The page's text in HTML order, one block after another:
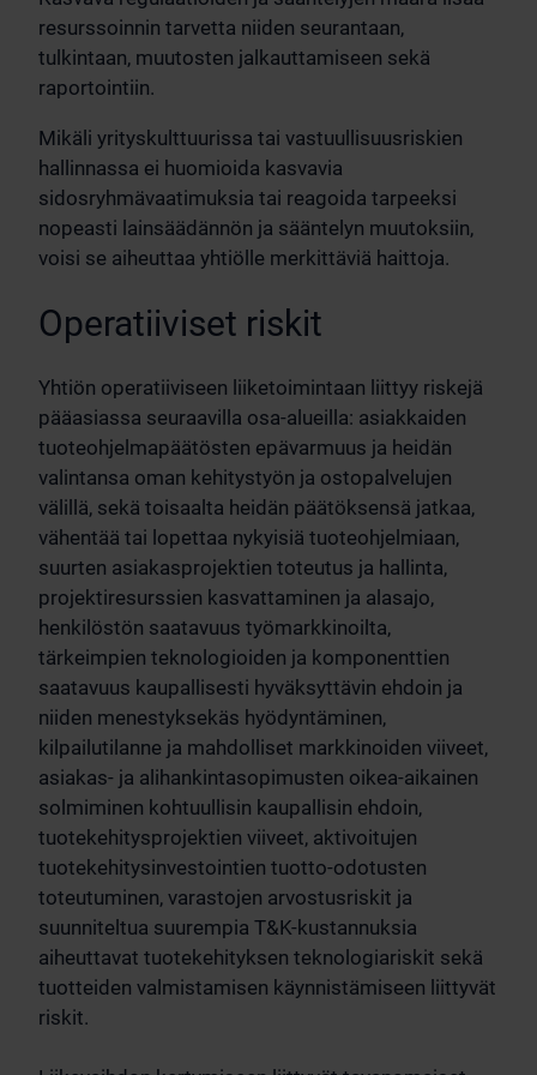
resurssoinnin tarvetta niiden seurantaan,
tulkintaan, muutosten jalkauttamiseen sekä
raportointiin.
Mikäli yrityskulttuurissa tai vastuullisuusriskien
hallinnassa ei huomioida kasvavia
sidosryhmävaatimuksia tai reagoida tarpeeksi
nopeasti lainsäädännön ja sääntelyn muutoksiin,
voisi se aiheuttaa yhtiölle merkittäviä haittoja.
Operatiiviset riskit
Yhtiön operatiiviseen liiketoimintaan liittyy riskejä
pääasiassa seuraavilla osa-alueilla: asiakkaiden
tuoteohjelmapäätösten epävarmuus ja heidän
valintansa oman kehitystyön ja ostopalvelujen
välillä, sekä toisaalta heidän päätöksensä jatkaa,
vähentää tai lopettaa nykyisiä tuoteohjelmiaan,
suurten asiakasprojektien toteutus ja hallinta,
projektiresurssien kasvattaminen ja alasajo,
henkilöstön saatavuus työmarkkinoilta,
tärkeimpien teknologioiden ja komponenttien
saatavuus kaupallisesti hyväksyttävin ehdoin ja
niiden menestyksekäs hyödyntäminen,
kilpailutilanne ja mahdolliset markkinoiden viiveet,
asiakas- ja alihankintasopimusten oikea-aikainen
solmiminen kohtuullisin kaupallisin ehdoin,
tuotekehitysprojektien viiveet, aktivoitujen
tuotekehitysinvestointien tuotto-odotusten
toteutuminen, varastojen arvostusriskit ja
suunniteltua suurempia T&K-kustannuksia
aiheuttavat tuotekehityksen teknologiariskit sekä
tuotteiden valmistamisen käynnistämiseen liittyvät
riskit.